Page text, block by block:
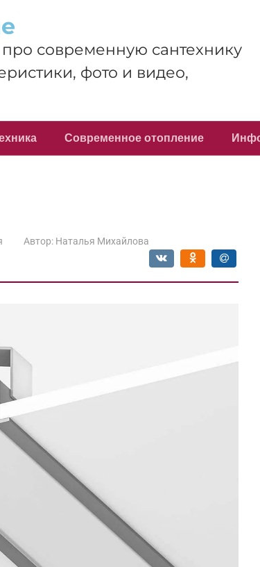
современную сантехнику
фото и видео,
Современное отопление
Автор: Наталья Михайлова